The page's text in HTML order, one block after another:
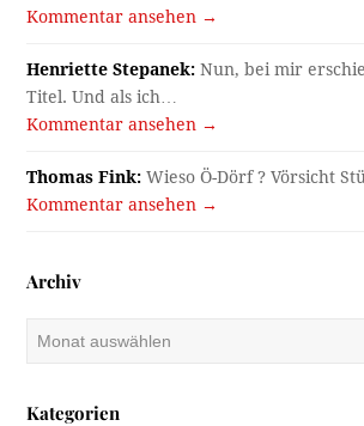
Kommentar ansehen →
Henriette Stepanek: Nun, bei mir
Titel. Und als ich…
Kommentar ansehen →
Thomas Fink: Wieso Ö-Dörf ? Vörsicht
Kommentar ansehen →
Archiv
Kategorien